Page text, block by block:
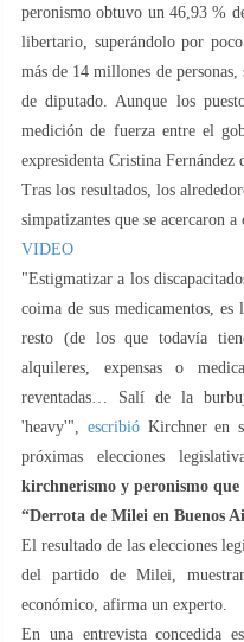
peronismo obtuvo un 46,93 %
libertario, superándolo por
más de 14 millones de
de diputado. Aunque los
medición de fuerza entre el
expresidenta Cristina Fernández
Tras los resultados, los
simpatizantes que se acercaron
VIDEO
"Estigmatizar a los
coima de sus medicamentos,
resto (de los que todavía
alquileres, expensas o
reventadas… Salí de la
'heavy'", escribióKirchner en
próximas elecciones
kirchnerismo y peronismo que
“Derrota de Milei en Buenos
El resultado de las elecciones
del partido de Milei,
económico, afirma un experto.
En una entrevista concedida